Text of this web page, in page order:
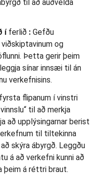
til að auðvelda
íferlið : Gefðu
viðskiptavinum og
Þetta gerir þeim
sínar innsæi til án
verkefnisins.
flipanum í vinstri
til að merkja
að upplýsingarnar berist
til tiltekinna
skýra ábyrgð. Leggðu
á að verkefni kunni að
þeim á réttri braut.